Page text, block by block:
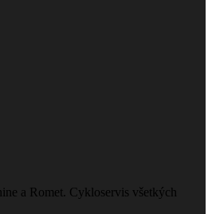
a Romet. Cykloservis všetkých